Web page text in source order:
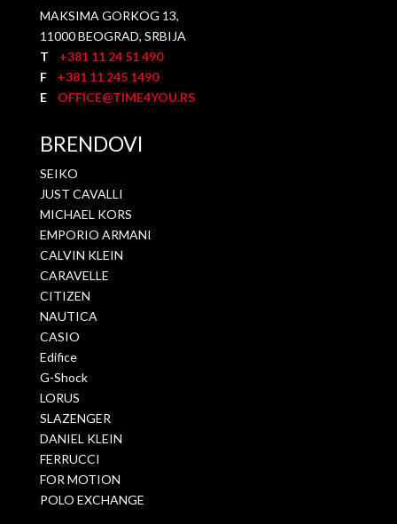
MAKSIMA GORKOG 13,
11000 BEOGRAD, SRBIJA
T +381 11 24 51 490
F+381 11 245 1490
E OFFICE@TIME4YOU.RS
BRENDOVI
SEIKO
JUST CAVALLI
MICHAEL KORS
EMPORIO ARMANI
CALVIN KLEIN
CARAVELLE
CITIZEN
NAUTICA
CASIO
Edifice
G-Shock
LORUS
SLAZENGER
DANIEL KLEIN
FERRUCCI
FOR MOTION
POLO EXCHANGE